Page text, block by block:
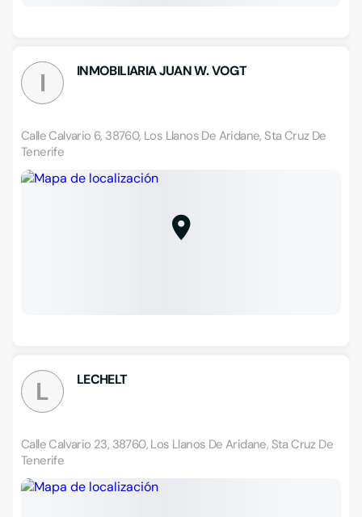
I INMOBILIARIA JUAN W. VOGT
Calle Calvario 6, 38760, Los Llanos De Aridane, Sta Cruz De
Tenerife
L LECHELT
Calle Calvario 23, 38760, Los Llanos De Aridane, Sta Cruz De
Tenerife